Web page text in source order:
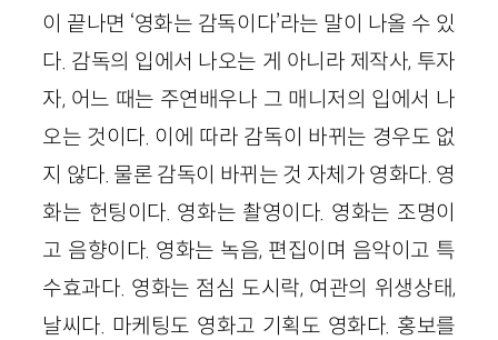
이 끝나면 ‘영화는 감독이다’라는 말이 나올 수 있
다. 감독의 입에서 나오는 게 아니라 제작사, 투자
자, 어느 때는 주연배우나 그 매니저의 입에서 나
오는 것이다. 이에 따라 감독이 바뀌는 경우도 없
지 않다. 물론 감독이 바뀌는 것 자체가 영화다. 영
화는 헌팅이다. 영화는 촬영이다. 영화는 조명이
고 음향이다. 영화는 녹음, 편집이며 음악이고 특
수효과다. 영화는 점심 도시락, 여관의 위생상태,
날씨다. 마케팅도 영화고 기획도 영화다. 홍보를